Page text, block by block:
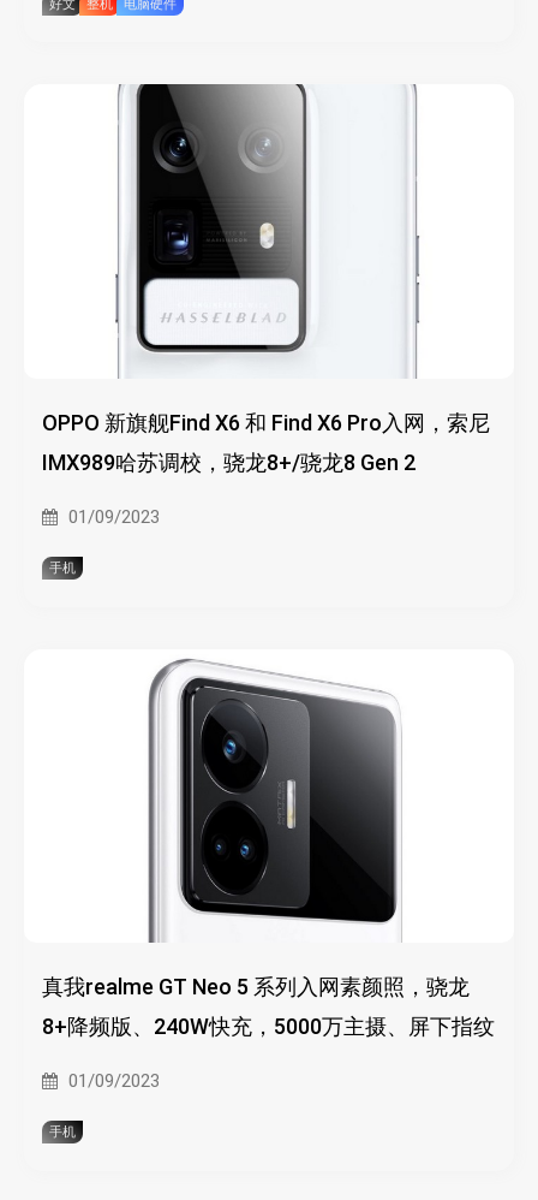
好文 整机 电脑硬件
OPPO 新旗舰Find X6 和 Find X6 Pro入网，索尼
IMX989哈苏调校，骁龙8+/骁龙8 Gen 2
01/09/2023
手机
真我realme GT Neo 5 系列入网素颜照，骁龙
8+降频版、240W快充，5000万主摄、屏下指纹
01/09/2023
手机